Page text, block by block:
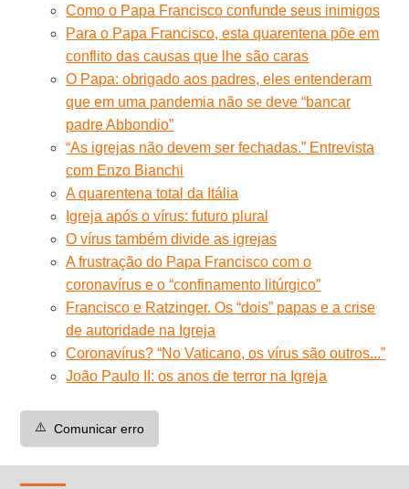
Como o Papa Francisco confunde seus inimigos
Para o Papa Francisco, esta quarentena põe em
conflito das causas que lhe são caras
O Papa: obrigado aos padres, eles entenderam
que em uma pandemia não se deve “bancar
padre Abbondio”
“As igrejas não devem ser fechadas.” Entrevista
com Enzo Bianchi
A quarentena total da Itália
Igreja após o vírus: futuro plural
O vírus também divide as igrejas
A frustração do Papa Francisco com o
coronavírus e o “confinamento litúrgico”
Francisco e Ratzinger. Os “dois” papas e a crise
de autoridade na Igreja
Coronavírus? “No Vaticano, os vírus são outros...”
João Paulo II: os anos de terror na Igreja
⚠️ Comunicar erro